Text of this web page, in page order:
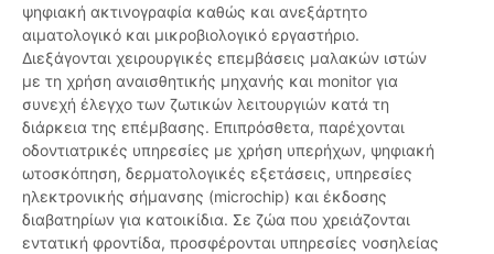
ψηφιακή ακτινογραφία καθώς και ανεξάρτητο
αιματολογικό και μικροβιολογικό εργαστήριο.
Διεξάγονται χειρουργικές επεμβάσεις μαλακών ιστών
με τη χρήση αναισθητικής μηχανής και monitor για
συνεχή έλεγχο των ζωτικών λειτουργιών κατά τη
διάρκεια της επέμβασης. Επιπρόσθετα, παρέχονται
οδοντιατρικές υπηρεσίες με χρήση υπερήχων, ψηφιακή
ωτοσκόπηση, δερματολογικές εξετάσεις, υπηρεσίες
ηλεκτρονικής σήμανσης (microchip) και έκδοσης
διαβατηρίων για κατοικίδια. Σε ζώα που χρειάζονται
εντατική φροντίδα, προσφέρονται υπηρεσίες νοσηλείας